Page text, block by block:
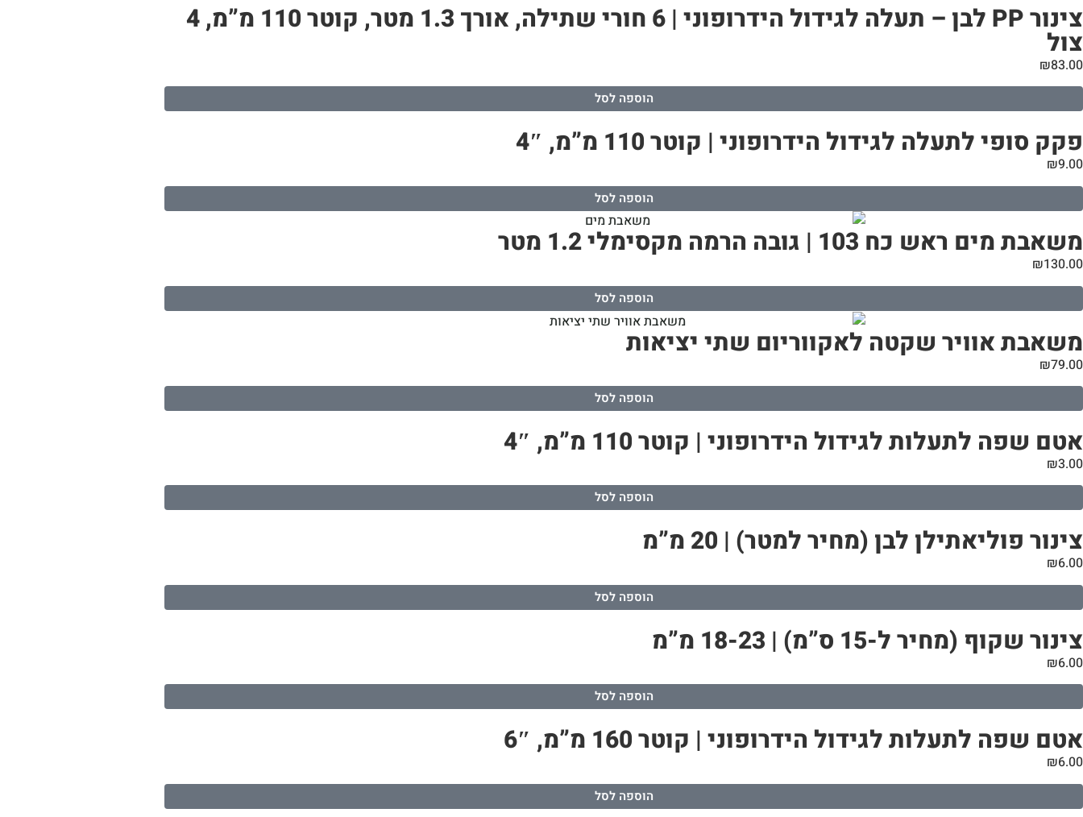
צינור PP לבן – תעלה לגידול הידרופוני | 6 חורי שתילה, אורך 1.3 מטר, קוטר 110 מ”מ, 4
צול
₪83.00
הוספה לסל
פקק סופי לתעלה לגידול הידרופוני | קוטר 110 מ”מ, 4″
₪9.00
הוספה לסל
משאבת מים ראש כח 103 | גובה הרמה מקסימלי 1.2 מטר
₪130.00
הוספה לסל
משאבת אוויר שקטה לאקווריום שתי יציאות
₪79.00
הוספה לסל
אטם שפה לתעלות לגידול הידרופוני | קוטר 110 מ”מ, 4″
₪3.00
הוספה לסל
צינור פוליאתילן לבן (מחיר למטר) | 20 מ”מ
₪6.00
הוספה לסל
צינור שקוף (מחיר ל-15 ס”מ) | 18-23 מ”מ
₪6.00
הוספה לסל
אטם שפה לתעלות לגידול הידרופוני | קוטר 160 מ”מ, 6″
₪6.00
הוספה לסל